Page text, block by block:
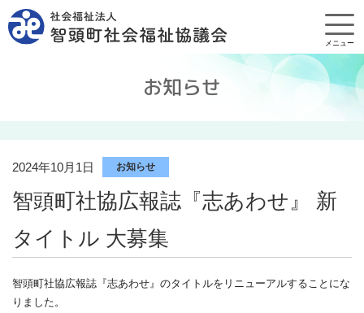
メニュー
お知らせ
2024年10月1日 お知らせ
智頭町社協広報誌『志あわせ』 新
タイトル 大募集
智頭町社協広報誌『志あわせ』のタイトルをリニューアルすることにな
りました。